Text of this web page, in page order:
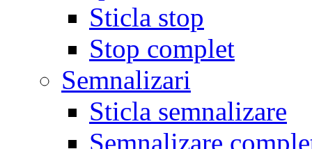
Sticla stop
Stop complet
Semnalizari
Sticla semnalizare
Semnalizare